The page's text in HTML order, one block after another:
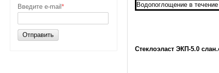
Введите e-mail *
Отправить
Водопоглощение в
Стеклоэласт ЭКП-5.0